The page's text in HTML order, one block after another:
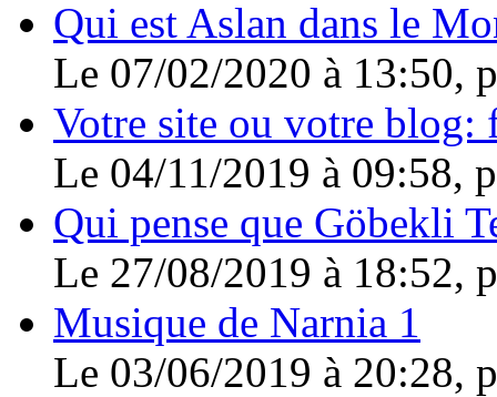
Qui est Aslan dans le
Le 07/02/2020 à 13:50,
Votre site ou votre blog:
Le 04/11/2019 à 09:58,
Qui pense que Göbekli
Le 27/08/2019 à 18:52,
Musique de Narnia 1
Le 03/06/2019 à 20:28,